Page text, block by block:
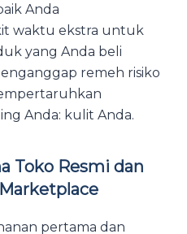
Anda
waktu ekstra untuk
yang Anda beli
remeh risiko
Anda: kulit Anda.
Toko Resmi dan
pertama dan